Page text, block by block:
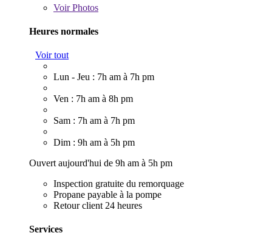
VoirPhotos
Heures normales
Voir tout
Lun - Jeu : 7h am à 7h pm
Ven : 7h am à 8h pm
Sam : 7h am à 7h pm
Dim : 9h am à 5h pm
Ouvert aujourd'hui de 9h am à 5h pm
Inspection gratuite du remorquage
Propane payable à la pompe
Retour client 24 heures
Services